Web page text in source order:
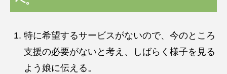
特に希望するサービスがないので、今のところ
支援の必要がないと考え、しばらく様子を見る
よう娘に伝える。